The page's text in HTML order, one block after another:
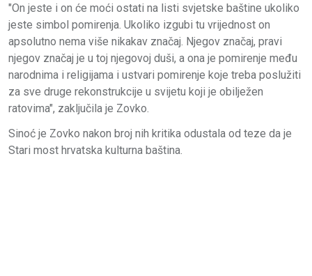
"On jeste i on će moći ostati na listi svjetske baštine ukoliko
jeste simbol pomirenja. Ukoliko izgubi tu vrijednost on
apsolutno nema više nikakav značaj. Njegov značaj, pravi
njegov značaj je u toj njegovoj duši, a ona je pomirenje među
narodnima i religijama i ustvari pomirenje koje treba poslužiti
za sve druge rekonstrukcije u svijetu koji je obilježen
ratovima", zaključila je Zovko.
Sinoć je Zovko nakon broj nih kritika odustala od teze da je
Stari most hrvatska kulturna baština.